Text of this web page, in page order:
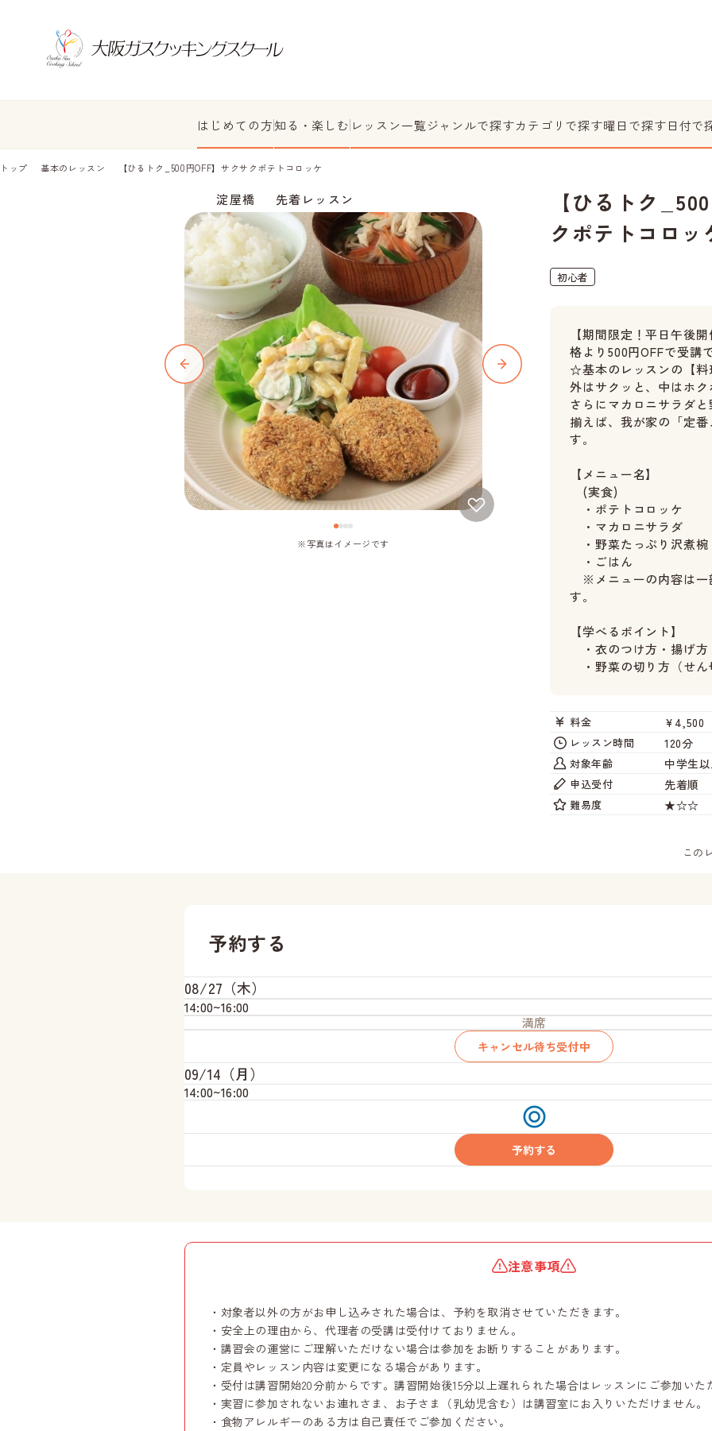
はじめての方知る・楽しむ レッスン一覧ジャンルで探すカテゴリで探す曜日で探す日付で
トップ 基本のレッスン 【ひるトク_500円OFF】サクサクポテトコロッケ
淀屋橋 先着レッスン
※写真はイメージです
【ひるトク
クポテトコロッ
初心者
【期間限定！平日午後
格より500円OFFで受講
☆基本のレッスンの【
外はサクッと、中はホク
さらにマカロニサラダ
揃えば、我が家の「定
す。
【メニュー名】
(実食)
・ポテトコロッケ
・マカロニサラダ
・野菜たっぷり沢煮椀
・ごはん
※メニューの内容は一
す。
【学べるポイント】
・衣のつけ方・揚げ方
・野菜の切り方（せん
料金 ¥4,500
レッスン時間 120分
対象年齢 中学生
申込受付 先着順
難易度 ★☆☆
この
予約する
08/27（木）
14:00~16:00
満席
キャンセル待ち受付中
09/14（月）
14:00~16:00
受
付
中
予約する
注意事項
・対象者以外の方がお申し込みされた場合は、予約を取消させていただきます。
・安全上の理由から、代理者の受講は受付けておりません。
・講習会の運営にご理解いただけない場合は参加をお断りすることがあります。
・定員やレッスン内容は変更になる場合があります。
・受付は講習開始20分前からです。講習開始後15分以上遅れられた場合はレッスンにご参加いた
・実習に参加されないお連れさま、お子さま（乳幼児含む）は講習室にお入りいただけません。
・食物アレルギーのある方は自己責任でご参加ください。